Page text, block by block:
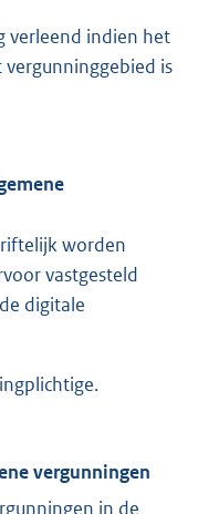
verleend indien het
is
worden
vastgesteld
digitale
vergunningen
in de